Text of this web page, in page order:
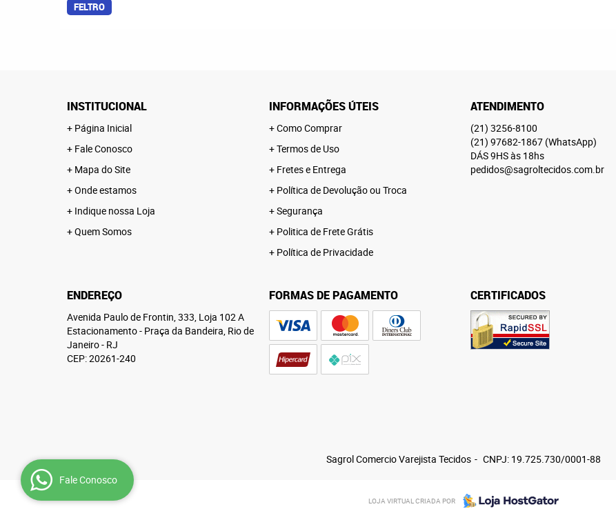
FELTRO
INSTITUCIONAL
Página Inicial
Fale Conosco
Mapa do Site
Onde estamos
Indique nossa Loja
Quem Somos
INFORMAÇÕES ÚTEIS
Como Comprar
Termos de Uso
Fretes e Entrega
Política de Devolução ou Troca
Segurança
Politica de Frete Grátis
Política de Privacidade
ATENDIMENTO
(21) 3256-8100
(21) 97682-1867 (WhatsApp)
DÁS 9HS às 18hs
pedidos@sagroltecidos.com.br
ENDEREÇO
Avenida Paulo de Frontin, 333, Loja 102 A
Estacionamento- Praça da Bandeira, Rio de
Janeiro- RJ
CEP: 20261-240
FORMAS DE PAGAMENTO CERTIFICADOS
Sagrol Comercio Varejista Tecidos CNPJ: 19.725.730/0001-88
LOJA VIRTUAL CRIADA POR
Fale Conosco